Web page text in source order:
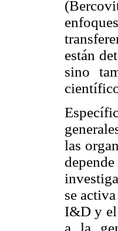
están
sino
las
se
I&D y el
a la